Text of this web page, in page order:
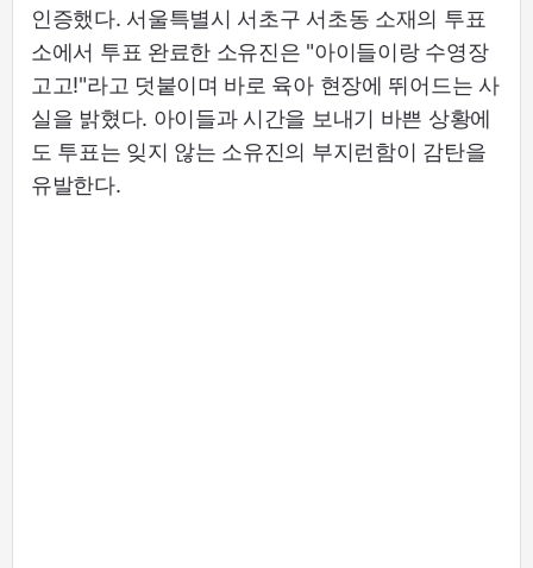
인증했다. 서울특별시 서초구 서초동 소재의 투표
소에서 투표 완료한 소유진은 "아이들이랑 수영장
고고!"라고 덧붙이며 바로 육아 현장에 뛰어드는 사
실을 밝혔다. 아이들과 시간을 보내기 바쁜 상황에
도 투표는 잊지 않는 소유진의 부지런함이 감탄을
유발한다.